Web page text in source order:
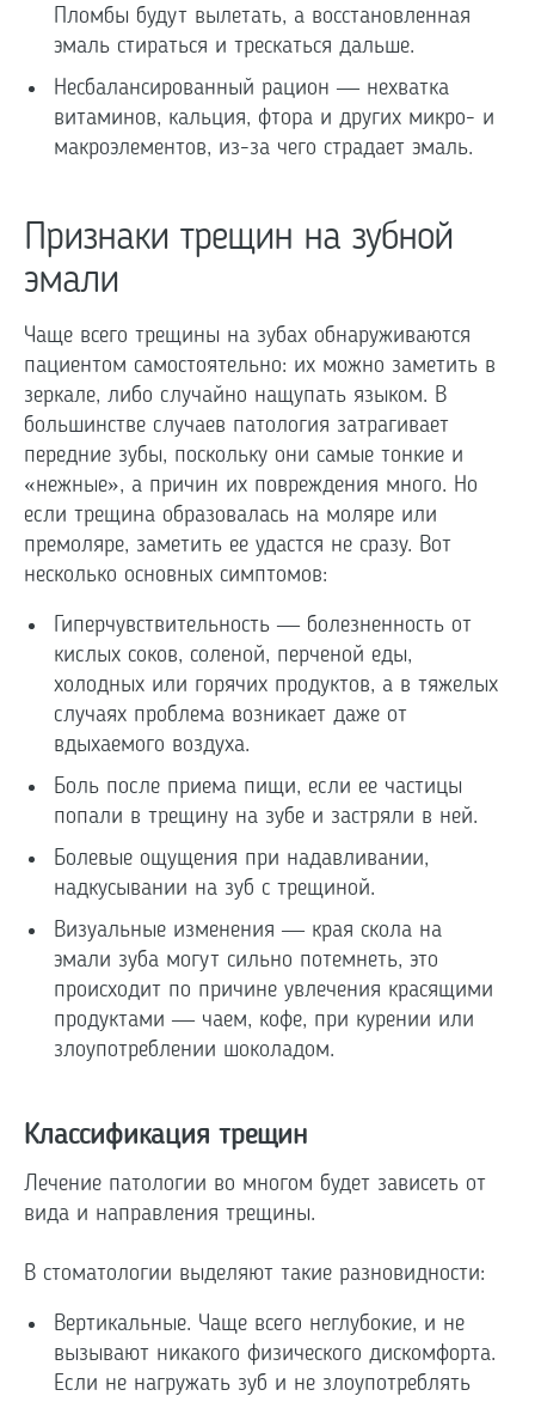
Пломбы будут вылетать, а восстановленная
эмаль стираться и трескаться дальше.
Несбалансированный рацион — нехватка
витаминов, кальция, фтора и других микро- и
макроэлементов, из-за чего страдает эмаль.
Признаки трещин на зубной
эмали
Чаще всего трещины на зубах обнаруживаются
пациентом самостоятельно: их можно заметить в
зеркале, либо случайно нащупать языком. В
большинстве случаев патология затрагивает
передние зубы, поскольку они самые тонкие и
«нежные», а причин их повреждения много. Но
если трещина образовалась на моляре или
премоляре, заметить ее удастся не сразу. Вот
несколько основных симптомов:
Гиперчувствительность — болезненность от
кислых соков, соленой, перченой еды,
холодных или горячих продуктов, а в тяжелых
случаях проблема возникает даже от
вдыхаемого воздуха.
Боль после приема пищи, если ее частицы
попали в трещину на зубе и застряли в ней.
Болевые ощущения при надавливании,
надкусывании на зуб с трещиной.
Визуальные изменения — края скола на
эмали зуба могут сильно потемнеть, это
происходит по причине увлечения красящими
продуктами — чаем, кофе, при курении или
злоупотреблении шоколадом.
Классификация трещин
Лечение патологии во многом будет зависеть от
вида и направления трещины.
В стоматологии выделяют такие разновидности:
Вертикальные. Чаще всего неглубокие, и не
вызывают никакого физического дискомфорта.
Если не нагружать зуб и не злоупотреблять